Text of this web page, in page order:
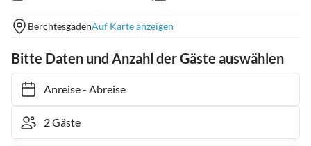
BerchtesgadenAuf Karte anzeigen
Bitte Daten und Anzahl der Gäste auswählen
Anreise- Abreise